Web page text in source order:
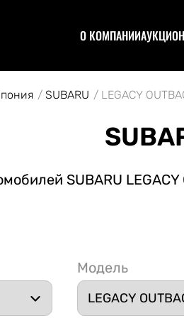
О КОМПАНИИ
SUBARU LEGACY
SUBARU
Модель